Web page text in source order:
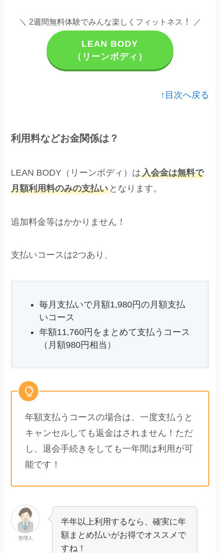
＼ 2週間無料体験でみんな楽しくフィットネス ！ ／
LEAN BODY
（リーンボディ）
↑目次へ戻る
利用料などお金関係は？
LEAN BODY（リーンボディ）は入会金は無料で
月額利用料のみの支払い となります。
追加料金等はかかりません！
支払いコースは2つあり、
毎月支払いで月額1,980円の月額支払
いコース
年額11,760円をまとめて支払うコース
（月額980円相当）
年額支払うコースの場合は、一度支払うと
キャンセルしても返金はされません！ただ
し、退会手続きをしても一年間は利用が可
能です！
管理人
半年以上利用するなら、確実に年
額まとめ払いがお得でオススメで
すね！